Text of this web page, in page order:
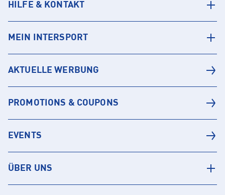
HILFE & KONTAKT
MEIN INTERSPORT
AKTUELLE WERBUNG
PROMOTIONS & COUPONS
EVENTS
ÜBER UNS